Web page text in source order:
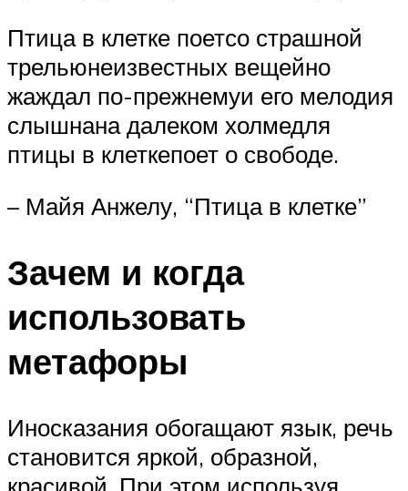
Птица в клетке поетсо страшной
трельюнеизвестных вещейно
жаждал по-прежнемуи его мелодия
слышнана далеком холмедля
птицы в клеткепоет о свободе.
– Майя Анжелу, “Птица в клетке”
Зачем и когда
использовать
метафоры
Иносказания обогащают язык, речь
становится яркой, образной,